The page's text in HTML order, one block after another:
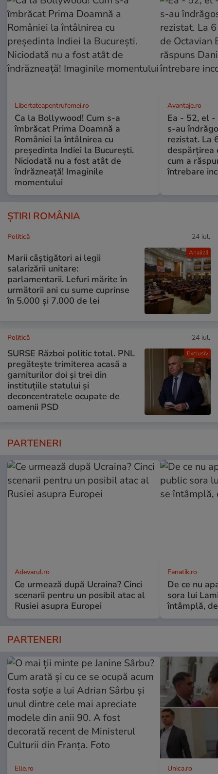
Libertateapentrufemei.ro
Ca la Bollywood! Cum s-a
îmbrăcat Prima Doamnă a
României la întâlnirea cu
președinta Indiei la București.
Niciodată nu a fost atât de
îndrăzneață! Imaginile
momentului
Avantaje.ro
Ea - 52, el -
s-au
rezistat. La
despărțirea
cum a
întrebare
ȘTIRI ROMÂNIA
Analiză
Politică 24 iul.
Marii câștigători ai legii
salarizării unitare:
parlamentarii. Lefuri mărite în
următorii ani cu sume cuprinse
în 5.000 și 7.000 de lei
Exclusiv
Politică 24 iul.
SURSE Război politic total. PNL
pregătește trimiterea acasă a
garniturilor doi și trei din
instituțiile statului și
deconcentratele ocupate de
oamenii PSD
PARTENERI
Adevarul.ro
Ce urmează după Ucraina? Cinci
scenarii pentru un posibil atac al
Rusiei asupra Europei
Fanatik.ro
De ce nu
sora lui
întâmplă,
PARTENERI
Elle.ro Unica.ro